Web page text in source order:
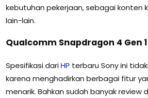
kebutuhan pekerjaan, sebagai konten
lain-lain.
Qualcomm Snapdragon 4 Gen 1
Spesifikasi dariHP terbaru Sony ini
karena menghadirkan berbagai fitur
menarik. Bahkan sudah banyak review